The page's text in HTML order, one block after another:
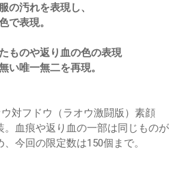
の汚れを表現し、
で表現。
ものや返り血の色の表現
い唯一無二を再現。
対フドウ（ラオウ激闘版）素顔
血痕や返り血の一部は同じもの
今回の限定数は150個まで。